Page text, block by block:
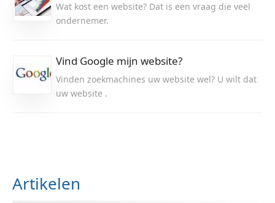
Wat kost een website? Dat is een vraag die veel
ondernemer.
Vind Google mijn website?
Vinden zoekmachines uw website wel? U wilt dat
uw website .
Artikelen